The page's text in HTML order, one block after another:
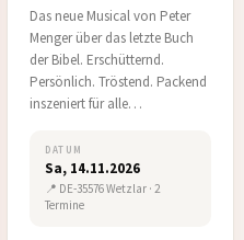
Das neue Musical von Peter
Menger über das letzte Buch
der Bibel. Erschütternd.
Persönlich. Tröstend. Packend
inszeniert für alle
Einladung zur Premiere!Es gibt
zwei Aufführungen. Diese
findet am Samstag, die andere
am Sonntag statt.…
DATUM
Sa, 14.11.2026
📍 DE-35576 Wetzlar · 2
Termine